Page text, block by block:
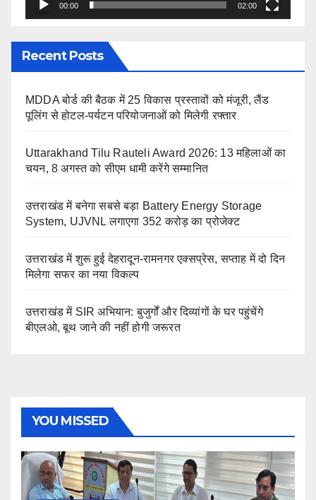
00:00 02:00
Recent Posts
MDDA बोर्ड की बैठक में 25 विकास प्रस्तावों को मंजूरी, लैंड
पूलिंग से होटल-पर्यटन परियोजनाओं को मिलेगी रफ्तार
Uttarakhand Tilu Rauteli Award 2026: 13 महिलाओं का
चयन, 8 अगस्त को सीएम धामी करेंगे सम्मानित
उत्तराखंड में बनेगा सबसे बड़ा Battery Energy Storage
System, UJVNL लगाएगा 352 करोड़ का प्रोजेक्ट
उत्तराखंड में शुरू हुई देहरादून-रामनगर एक्सप्रेस, सप्ताह में दो दिन
मिलेगा सफर का नया विकल्प
उत्तराखंड में SIR अभियान: बुजुर्गों और दिव्यांगों के घर पहुंचेंगे
बीएलओ, बूथ जाने की नहीं होगी जरूरत
YOU MISSED